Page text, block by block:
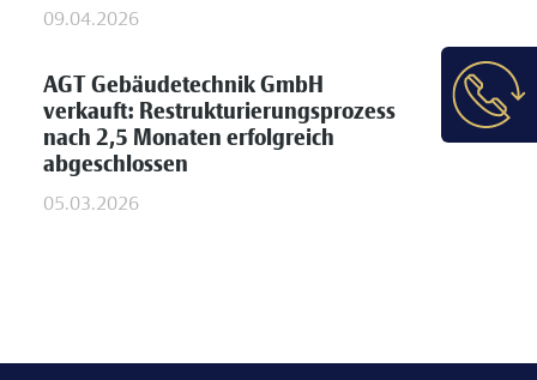
09.04.2026
AGT Gebäudetechnik GmbH
verkauft: Restrukturierungsprozess
nach 2,5 Monaten erfolgreich
abgeschlossen
05.03.2026